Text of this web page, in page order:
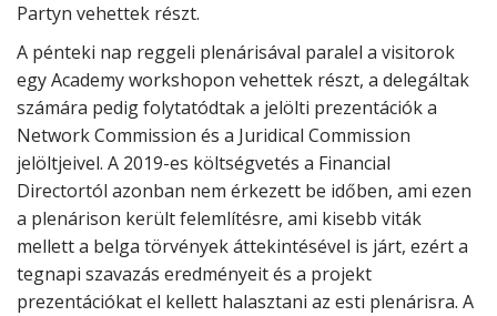
Partyn vehettek részt.
A pénteki nap reggeli plenárisával paralel a visitorok
egy Academy workshopon vehettek részt, a delegáltak
számára pedig folytatódtak a jelölti prezentációk a
Network Commission és a Juridical Commission
jelöltjeivel. A 2019-es költségvetés a Financial
Directortól azonban nem érkezett be időben, ami ezen
a plenárison került felemlítésre, ami kisebb viták
mellett a belga törvények áttekintésével is járt, ezért a
tegnapi szavazás eredményeit és a projekt
prezentációkat el kellett halasztani az esti plenárisra. A